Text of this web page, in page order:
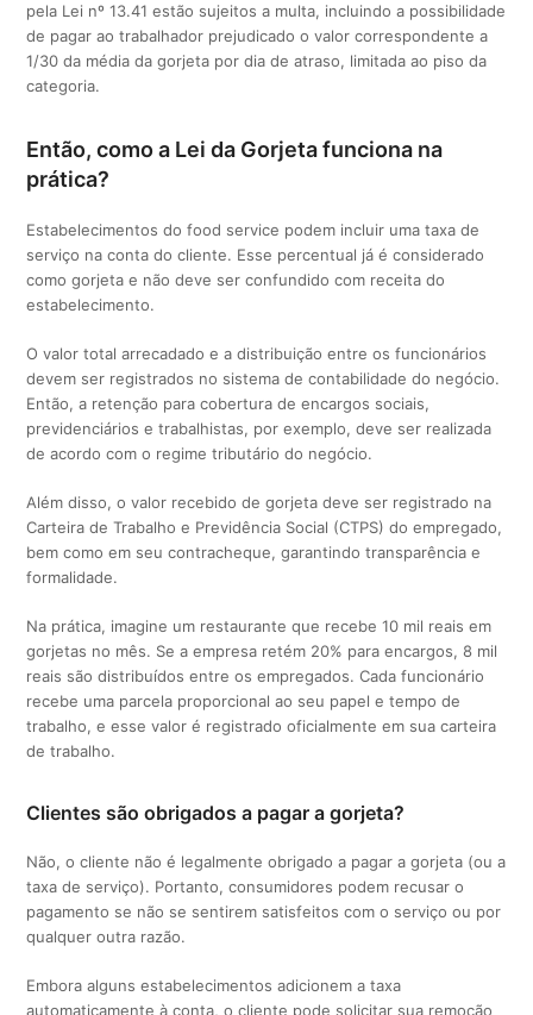
pela Lei nº 13.41 estão sujeitos a multa, incluindo a possibilidade
de pagar ao trabalhador prejudicado o valor correspondente a
1/30 da média da gorjeta por dia de atraso, limitada ao piso da
categoria.
Então, como a Lei da Gorjeta funciona na
prática?
Estabelecimentos do food service podem incluir uma taxa de
serviço na conta do cliente. Esse percentual já é considerado
como gorjeta e não deve ser confundido com receita do
estabelecimento.
O valor total arrecadado e a distribuição entre os funcionários
devem ser registrados no sistema de contabilidade do negócio.
Então, a retenção para cobertura de encargos sociais,
previdenciários e trabalhistas, por exemplo, deve ser realizada
de acordo com o regime tributário do negócio.
Além disso, o valor recebido de gorjeta deve ser registrado na
Carteira de Trabalho e Previdência Social (CTPS) do empregado,
bem como em seu contracheque, garantindo transparência e
formalidade.
Na prática, imagine um restaurante que recebe 10 mil reais em
gorjetas no mês. Se a empresa retém 20% para encargos, 8 mil
reais são distribuídos entre os empregados. Cada funcionário
recebe uma parcela proporcional ao seu papel e tempo de
trabalho, e esse valor é registrado oficialmente em sua carteira
de trabalho.
Clientes são obrigados a pagar a gorjeta?
Não, o cliente não é legalmente obrigado a pagar a gorjeta (ou a
taxa de serviço). Portanto, consumidores podem recusar o
pagamento se não se sentirem satisfeitos com o serviço ou por
qualquer outra razão.
Embora alguns estabelecimentos adicionem a taxa
automaticamente à conta, o cliente pode solicitar sua remoção